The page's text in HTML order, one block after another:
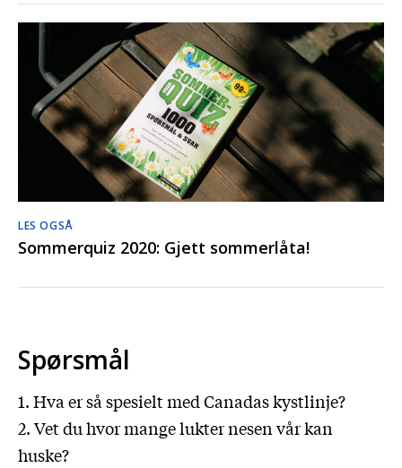
LES OGSÅ
Sommerquiz 2020: Gjett sommerlåta!
Spørsmål
1. Hva er så spesielt med Canadas kystlinje?
2. Vet du hvor mange lukter nesen vår kan
huske?